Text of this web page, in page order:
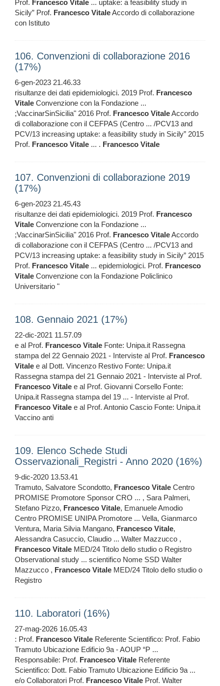
Prof. Francesco Vitale ... uptake: a feasibility study in
Sicily” Prof. Francesco VitaleAccordo di collaborazione
con Istituto
106. Convenzioni di collaborazione 2016
(17%)
6-gen-2023 21.46.33
risultanze dei dati epidemiologici. 2019 Prof. Francesco
Vitale Convenzione con la Fondazione ...
;VaccinarSinSicilia" 2016 Prof. Francesco VitaleAccordo
di collaborazione con il CEFPAS (Centro ... /PCV13 and
PCV/13 increasing uptake: a feasibility study in Sicily” 2015
Prof. Francesco Vitale ... . Francesco Vitale
107. Convenzioni di collaborazione 2019
(17%)
6-gen-2023 21.45.43
risultanze dei dati epidemiologici. 2019 Prof. Francesco
Vitale Convenzione con la Fondazione ...
;VaccinarSinSicilia" 2016 Prof. Francesco VitaleAccordo
di collaborazione con il CEFPAS (Centro ... /PCV13 and
PCV/13 increasing uptake: a feasibility study in Sicily” 2015
Prof. Francesco Vitale ... epidemiologici. Prof. Francesco
Vitale Convenzione con la Fondazione Policlinico
Universitario "
108. Gennaio 2021 (17%)
22-dic-2021 11.57.09
e al Prof. Francesco Vitale Fonte: Unipa.it Rassegna
stampa del 22 Gennaio 2021 - Interviste al Prof. Francesco
Vitale e al Dott. Vincenzo Restivo Fonte: Unipa.it
Rassegna stampa del 21 Gennaio 2021 - Interviste al Prof.
Francesco Vitale e al Prof. Giovanni Corsello Fonte:
Unipa.it Rassegna stampa del 19 ... - Interviste al Prof.
Francesco Vitale e al Prof. Antonio Cascio Fonte: Unipa.it
Vaccino anti
109. Elenco Schede Studi
Osservazionali_Registri - Anno 2020 (16%)
9-dic-2020 13.53.41
Tramuto, Salvatore Scondotto, Francesco Vitale Centro
PROMISE Promotore Sponsor CRO ... , Sara Palmeri,
Stefano Pizzo, Francesco Vitale, Emanuele Amodio
Centro PROMISE UNIPA Promotore ... Vella, Gianmarco
Ventura, Maria Silvia Mangano, Francesco Vitale,
Alessandra Casuccio, Claudio ... Walter Mazzucco ,
Francesco Vitale MED/24 Titolo dello studio o Registro
Observational study ... scientifico Nome SSD Walter
Mazzucco , Francesco Vitale MED/24 Titolo dello studio o
Registro
110. Laboratori (16%)
27-mag-2026 16.05.43
: Prof. Francesco Vitale Referente Scientifico: Prof. Fabio
Tramuto Ubicazione Edificio 9a - AOUP “P ...
Responsabile: Prof. Francesco Vitale Referente
Scientifico: Dott. Fabio Tramuto Ubicazione Edificio 9a ...
e/o Collaboratori Prof. Francesco Vitale Prof. Walter